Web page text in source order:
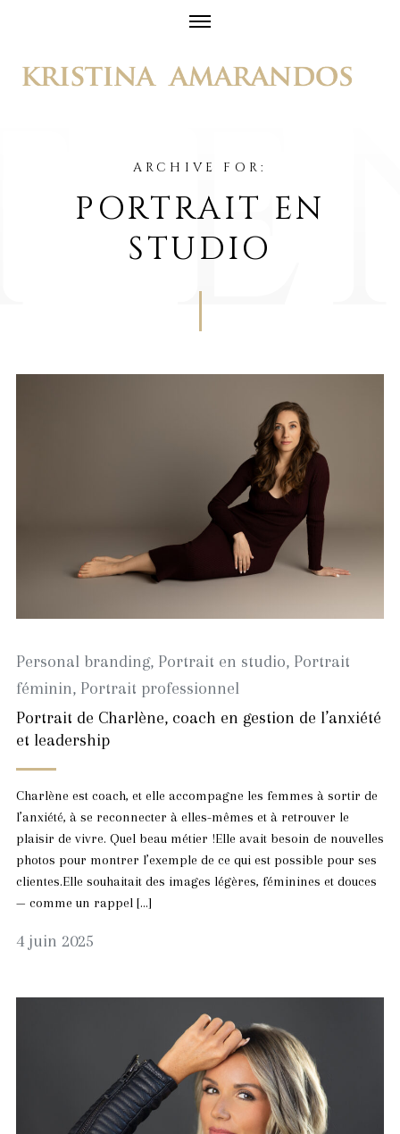
content
ARCHIVE FOR:
PORTRAIT EN
STUDIO
Personal branding, Portrait en studio, Portrait
féminin, Portrait professionnel
Portrait de Charlène, coach en gestion de l’anxiété
et leadership
Charlène est coach, et elle accompagne les femmes à sortir de
l’anxiété, à se reconnecter à elles-mêmes et à retrouver le
plaisir de vivre. Quel beau métier !Elle avait besoin de nouvelles
photos pour montrer l’exemple de ce qui est possible pour ses
clientes.Elle souhaitait des images légères, féminines et douces
— comme un rappel […]
4 juin 2025